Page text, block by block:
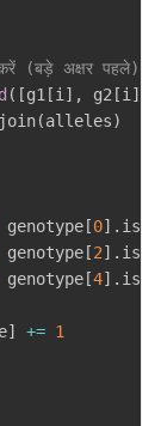
(बड़े अक्षर पहले)
( [g1 [i ] , g2 [i ]
join(alleles)
[0] .
[2] .
[4] .
] += 1